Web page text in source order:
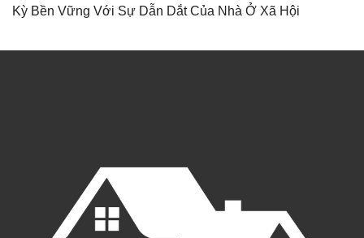
Kỳ Bền Vững Với Sự Dẫn Dắt Của Nhà Ở Xã Hội